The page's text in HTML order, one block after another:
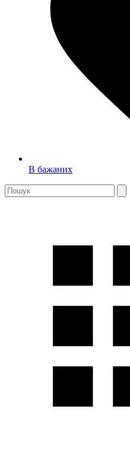
В бажаних